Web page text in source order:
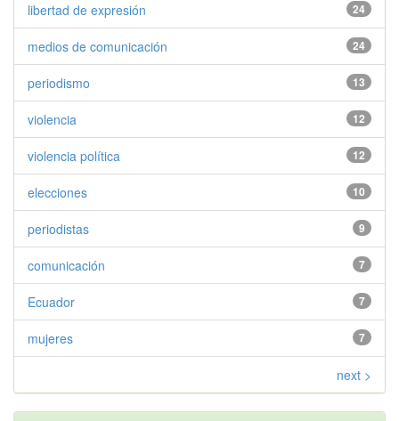
24
libertad de expresión
24
medios de comunicación
13
periodismo
12
violencia
12
violencia política
10
elecciones
9
periodistas
7
comunicación
7
Ecuador
7
mujeres
next >